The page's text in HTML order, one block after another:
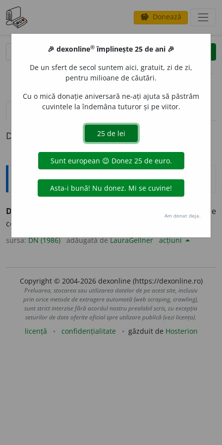
savings Donează
clear
opțiuni
definiții (1)
Definiția cu ID-ul 367787:
Explicative DEX
DESOLIDIFIC
) A-și pierde
consistența, a redeveni lichid. [
sursa:DN (1986) adăugată deLauraGellner acțiuni
Copyright © 2004-2026 dexonline (https://dexonline.ro)
Preluarea, stocarea sau utilizarea datelor de pe acest site, inclusiv
prin orice metode de extragere automată (web scraping, crawling),
sunt strict interzise fără acordul nostru prealabil scris, cu excepția
seturilor de date oferite oficial spre utilizare publică (vezi licența).
licență confidențialitate găzduit de Hosterion
🎉 dexonline® împlinește 25 de ani 🎉
De un sfert de secol suntem aici, gratuit, zi de zi,
pentru milioane de căutări.
Cu o mică donație aniversară ne-ați ajuta să păstrăm
cuvintele la îndemâna tuturor și pe viitor.
Am donat deja.